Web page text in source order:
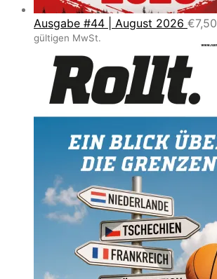
Ausgabe #44 | August 2026 €7,50
gültigen MwSt.